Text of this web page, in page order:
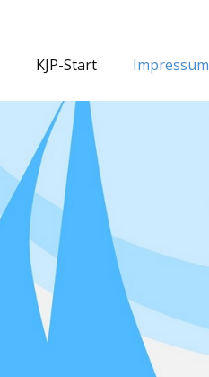
KJP-Start Impressum